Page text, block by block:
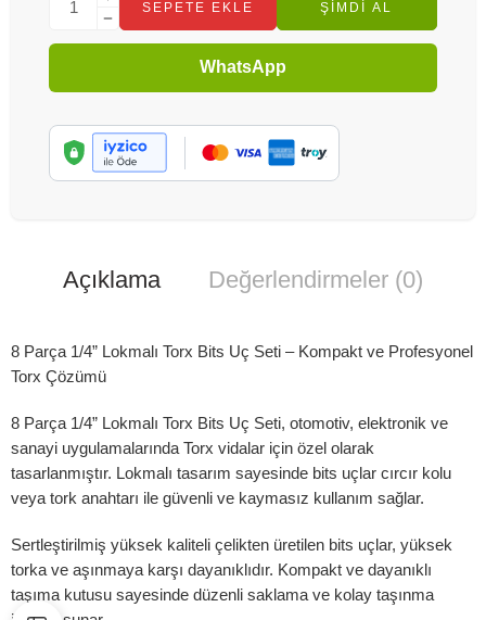
SEPETE EKLE ŞIMDI AL
WhatsApp
Açıklama Değerlendirmeler (0)
8 Parça 1/4” Lokmalı Torx Bits Uç Seti – Kompakt ve Profesyonel
Torx Çözümü
8 Parça 1/4” Lokmalı Torx Bits Uç Seti, otomotiv, elektronik ve
sanayi uygulamalarında Torx vidalar için özel olarak
tasarlanmıştır. Lokmalı tasarım sayesinde bits uçlar cırcır kolu
veya tork anahtarı ile güvenli ve kaymasız kullanım sağlar.
Sertleştirilmiş yüksek kaliteli çelikten üretilen bits uçlar, yüksek
torka ve aşınmaya karşı dayanıklıdır. Kompakt ve dayanıklı
taşıma kutusu sayesinde düzenli saklama ve kolay taşınma